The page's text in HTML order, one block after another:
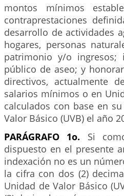
montos mínimos
contraprestaciones
desarrollo de actividades
hogares, personas
patrimonio y/o ingresos;
público de aseo; y
directivos, actualmente
salarios mínimos o en
calculados con base en
Valor Básico (UVB) el año
PARÁGRAFO 1o. Si
dispuesto en el presente
indexación no es un
la cifra con dos (2)
Unidad de Valor Básico